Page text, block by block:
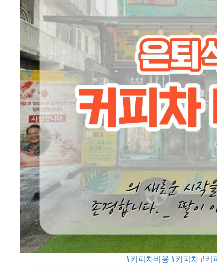
#커피차비용 #커피차 #커